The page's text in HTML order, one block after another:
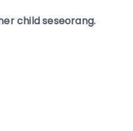
child seseorang.